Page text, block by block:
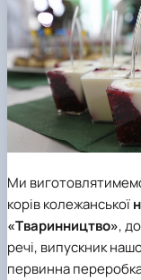
Ми
корів колежанської
«Тваринництво»,
речі, випускник
первинна